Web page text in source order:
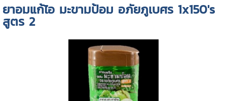
ยาอมแก้ไอ มะขามป้อม อภัยภูเบศร 1x150's
สูตร 2